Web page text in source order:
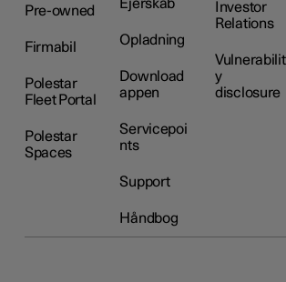
Pre-owned
Firmabil
Polestar
Fleet Portal
Polestar
Spaces
Ejerskab
Opladning
Download
appen
Servicepoi
nts
Support
Håndbog
Investor
Relations
Vulnerabilit
y
disclosure